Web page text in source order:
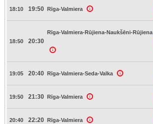
18:10 19:50 Rīga-Valmiera
18:50 20:30
Rīga-Valmiera-Rūjiena-Naukšēni-Rūjiena
19:05 20:40 Rīga-Valmiera-Seda-Valka
19:50 21:30 Rīga-Valmiera
20:40 22:20 Rīga-Valmiera